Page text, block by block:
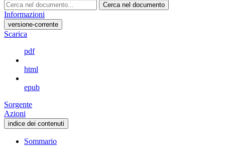
Cerca nel documento
Informazioni
versione-corrente
Scarica
pdf
html
epub
Sorgente
Azioni
indice dei contenuti
Sommario